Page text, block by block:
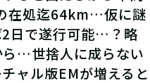
」「知力」「調
行くべき場所を
在処迄64km…仮に謎
2日で遂行可能…？略
…世捨人に成らない
ャル版EMが増えると